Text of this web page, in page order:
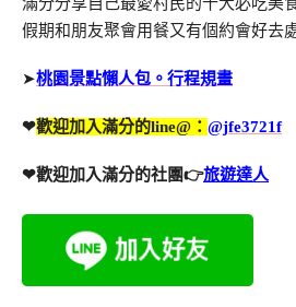
滿分分享自己最愛村民的十大必吃美
假期和朋友聚會用餐又有個約會好去
➤桃園景點懶人包。行程規畫
❤歡迎加入滿分的line@： @jfe3721f
❤歡迎加入滿分的社團👉旅遊達人